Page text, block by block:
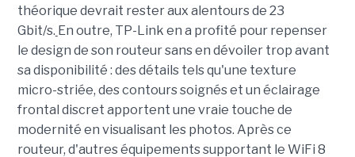
théorique devrait rester aux alentours de 23
Gbit/s. En outre, TP-Link en a profité pour repenser
le design de son routeur sans en dévoiler trop avant
sa disponibilité : des détails tels qu'une texture
micro-striée, des contours soignés et un éclairage
frontal discret apportent une vraie touche de
modernité en visualisant les photos. Après ce
routeur, d'autres équipements supportant le WiFi 8